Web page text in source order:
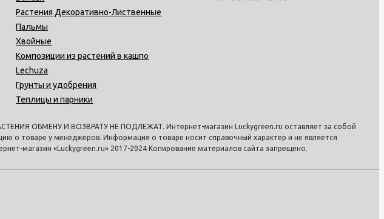
Растения Декоративно-Лиственные
Пальмы
Хвойные
Композиции из растений в кашпо
Lechuza
Грунты и удобрения
Теплицы и парники
ОБМЕНУ И ВОЗВРАТУ НЕ ПОДЛЕЖАТ. Интернет-магазин Luckygreen.ru оставляет за собой
о товаре у менеджеров. Информация о товаре носит справочный характер и не является
магазин «Luckygreen.ru» 2017-2024 Копирование материалов сайта запрещено.